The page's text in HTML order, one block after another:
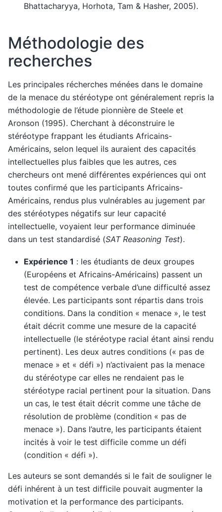
Bhattacharyya, Horhota, Tam & Hasher, 2005).
Méthodologie des
recherches
Les principales récherches ménées dans le domaine
de la menace du stéréotype ont généralement repris la
méthodologie de l’étude pionnière de Steele et
Aronson (1995). Cherchant à déconstruire le
stéréotype frappant les étudiants Africains-
Américains, selon lequel ils auraient des capacités
intellectuelles plus faibles que les autres, ces
chercheurs ont mené différentes expériences qui ont
toutes confirmé que les participants Africains-
Américains, rendus plus vulnérables au jugement par
des stéréotypes négatifs sur leur capacité
intellectuelle, voyaient leur performance diminuée
dans un test standardisé (SAT Reasoning Test).
Expérience 1 : les étudiants de deux groupes
(Européens et Africains-Américains) passent un
test de compétence verbale d’une difficulté assez
élevée. Les participants sont répartis dans trois
conditions. Dans la condition « menace », le test
était décrit comme une mesure de la capacité
intellectuelle (le stéréotype racial étant ainsi rendu
pertinent). Les deux autres conditions (« pas de
menace » et « défi ») n’activaient pas la menace
du stéréotype car elles ne rendaient pas le
stéréotype racial pertinent pour la situation. Dans
un cas, le test était décrit comme une tâche de
résolution de problème (condition « pas de
menace »). Dans l’autre, les participants étaient
incités à voir le test difficile comme un défi
(condition « défi »).
Les auteurs se sont demandés si le fait de souligner le
défi inhérent à un test difficile pouvait augmenter la
motivation et la performance des participants.